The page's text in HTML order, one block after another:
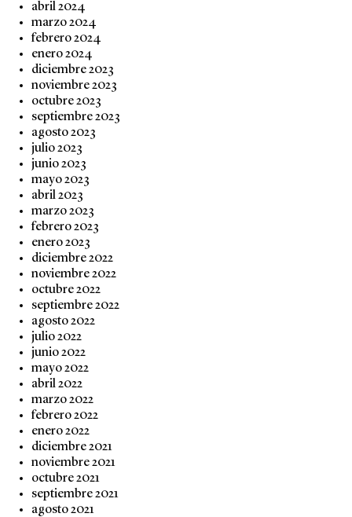
abril 2024
marzo 2024
febrero 2024
enero 2024
diciembre 2023
noviembre 2023
octubre 2023
septiembre 2023
agosto 2023
julio 2023
junio 2023
mayo 2023
abril 2023
marzo 2023
febrero 2023
enero 2023
diciembre 2022
noviembre 2022
octubre 2022
septiembre 2022
agosto 2022
julio 2022
junio 2022
mayo 2022
abril 2022
marzo 2022
febrero 2022
enero 2022
diciembre 2021
noviembre 2021
octubre 2021
septiembre 2021
agosto 2021